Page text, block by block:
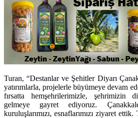
Turan, “Destanlar ve Şehitler Diyarı
yatırımlarla, projelerle büyümeye devam
fırsatta hemşehrilerimizle, şehrimizin
gelmeye gayret ediyoruz.
kuruluşlarımızı, esnaflarımızı ziyaret